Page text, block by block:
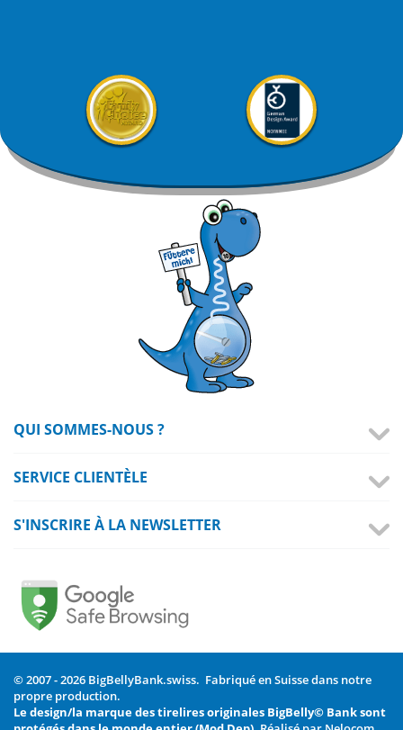
QUI SOMMES-NOUS ?
SERVICE CLIENTÈLE
S'INSCRIRE À LA NEWSLETTER
© 2007 - 2026 BigBellyBank.swiss. Fabriqué en Suisse dans notre
propre production.
Le design/la marque des tirelires originales BigBelly© Bank sont